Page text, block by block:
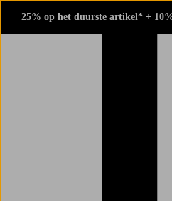
25% op het duurste artikel* +